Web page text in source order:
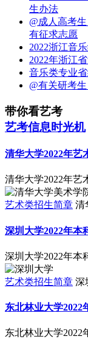
生办法
@成人高考
有征求志愿
2022浙江音
2022年浙江
音乐类专业
@有关研考
带你看艺考
艺考信息时光机
清华大学2022年艺
清华大学2022年艺
艺术类招生简章 清
深圳大学2022年本
深圳大学2022年本
艺术类招生简章 深
东北林业大学2022
东北林业大学2022